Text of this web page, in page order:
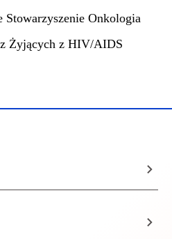
Stowarzyszenie Onkologia
Żyjących z HIV/AIDS